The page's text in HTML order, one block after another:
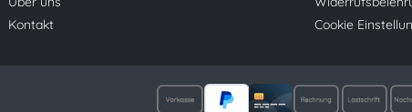
Kontakt
Cookie